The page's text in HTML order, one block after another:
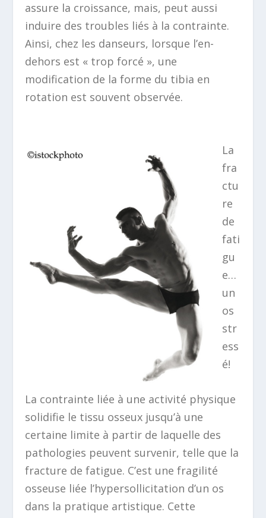
assure la croissance, mais, peut aussi
induire des troubles liés à la contrainte.
Ainsi, chez les danseurs, lorsque l’en-
dehors est « trop forcé », une
modification de la forme du tibia en
rotation est souvent observée.
La
fra
ctu
re
de
fati
gu
e…
un
os
str
ess
é!
La contrainte liée à une activité physique
solidifie le tissu osseux jusqu’à une
certaine limite à partir de laquelle des
pathologies peuvent survenir, telle que la
fracture de fatigue. C’est une fragilité
osseuse liée l’hypersollicitation d’un os
dans la pratique artistique. Cette